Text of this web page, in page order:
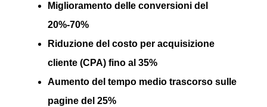
Miglioramento delle conversioni del
20%-70%
Riduzione del costo per acquisizione
cliente (CPA) fino al 35%
Aumento del tempo medio trascorso sulle
pagine del 25%